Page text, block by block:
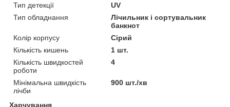
Тип детекції
UV
Тип обладнання
Лічильник і сортувальник
банкнот
Колір корпусу
Сірий
Кількість кишень
1 шт.
Кількість швидкостей
роботи
4
Мінімальна швидкість
лічби
900 шт./хв
Харчування